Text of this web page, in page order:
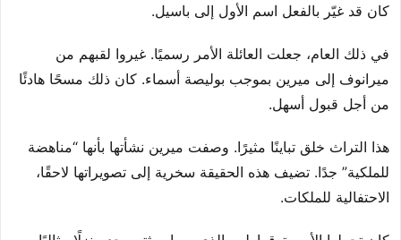
كان قد غيّر بالفعل اسم الأول إلى باسيل.
في ذلك العام، جعلت العائلة الأمر رسميًا. غيروا لقبهم من
ميرانوف إلى ميرين بموجب بوليصة أسماء. كان ذلك مسحًا هادئًا
من أجل قبول أسهل.
هذا التراث خلق تباينًا مثيرًا. وصفت ميرين نشأتها بأنها “مناهضة
للملكية” جدًا. تضيف هذه الحقيقة سخرية إلى تصويراتها لاحقًا،
الاحتفالية للملكات.